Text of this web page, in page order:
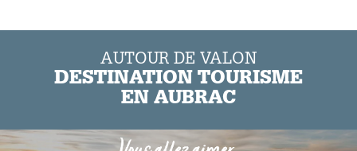
AUTOUR DE VALON
DESTINATION TOURISME
EN AUBRAC